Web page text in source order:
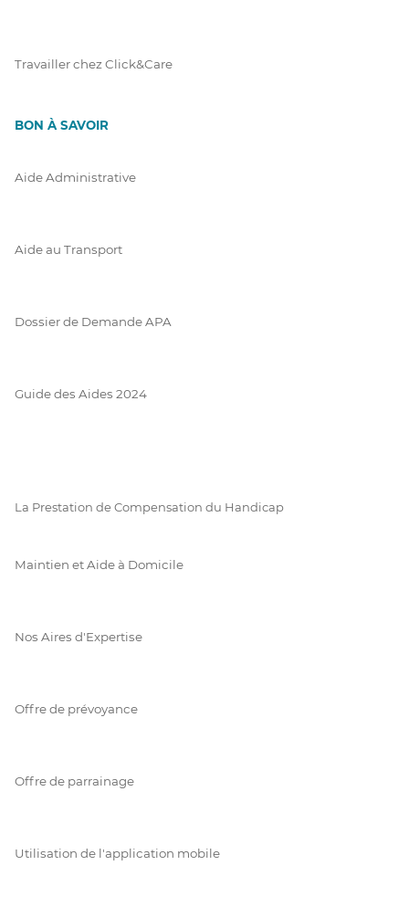
Travailler chez Click&Care
BON À SAVOIR
Aide Administrative
Aide au Transport
Dossier de Demande APA
Guide des Aides 2024
La Prestation de Compensation du Handicap
Maintien et Aide à Domicile
Nos Aires d'Expertise
Offre de prévoyance
Offre de parrainage
Utilisation de l'application mobile